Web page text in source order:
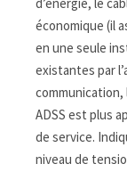
économique (il
en une seule
existantes par
communication,
ADSS est plus
de service.
niveau de